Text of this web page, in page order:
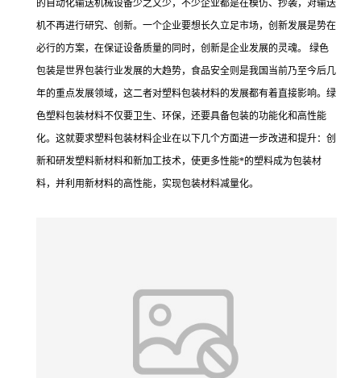
的自动化输送机械设备少之又少，不少企业都是在模仿、抄袭，对输送
机不再进行研究、创新。一个企业要想长久立足市场，创新发展是势在
必行的方案，在保证设备质量的同时，创新是企业发展的灵魂。 绿色
包装是世界包装行业发展的大趋势，食品安全则是我国当前乃至今后几
年的重点发展领域，这二者对塑料包装材料的发展都有着直接影响。绿
色塑料包装材料不仅要卫生、环保，还要具备包装的功能化和高性能
化。这就要求塑料包装材料企业在以下几个方面进一步改进和提升：创
新和研发塑料新材料和新加工技术，使更多性能*的塑料成为包装材
料，并利用新材料的高性能，实现包装材料减量化。